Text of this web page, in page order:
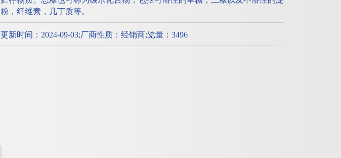
粉，纤维素，几丁质等。
更新时间：2024-09-03;厂商性质：经销商;览量：3496